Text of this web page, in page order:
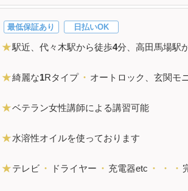
最低保証あり 日払いOK
★駅近、代々木駅から徒歩4分、高田馬場駅
★綺麗な1Rタイプ ・ オートロック、玄関モ
★ベテラン女性講師による講習可能
★水溶性オイルを使っております
★テレビ ・ ドライヤー ・ 充電器etc ・ ・ ・